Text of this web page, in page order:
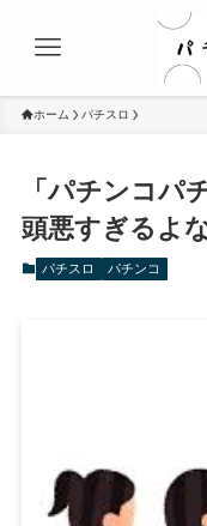
ホーム パチスロ
「パチンコパ
頭悪すぎるよな
パチスロ パチンコ